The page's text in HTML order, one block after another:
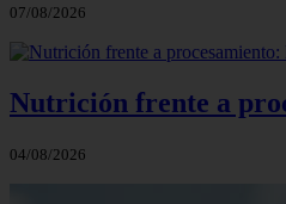
07/08/2026
Nutrición frente a
04/08/2026